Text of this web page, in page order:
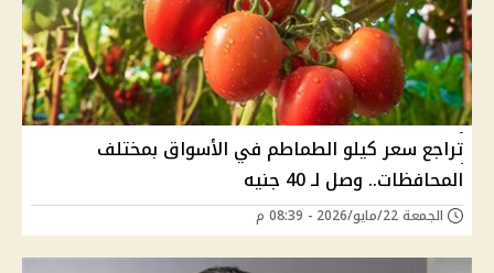
تراجع سعر كيلو الطماطم في الأسواق بمختلف
المحافظات.. وصل لـ 40 جنيه
الجمعة 22/مايو/2026 - 08:39 م